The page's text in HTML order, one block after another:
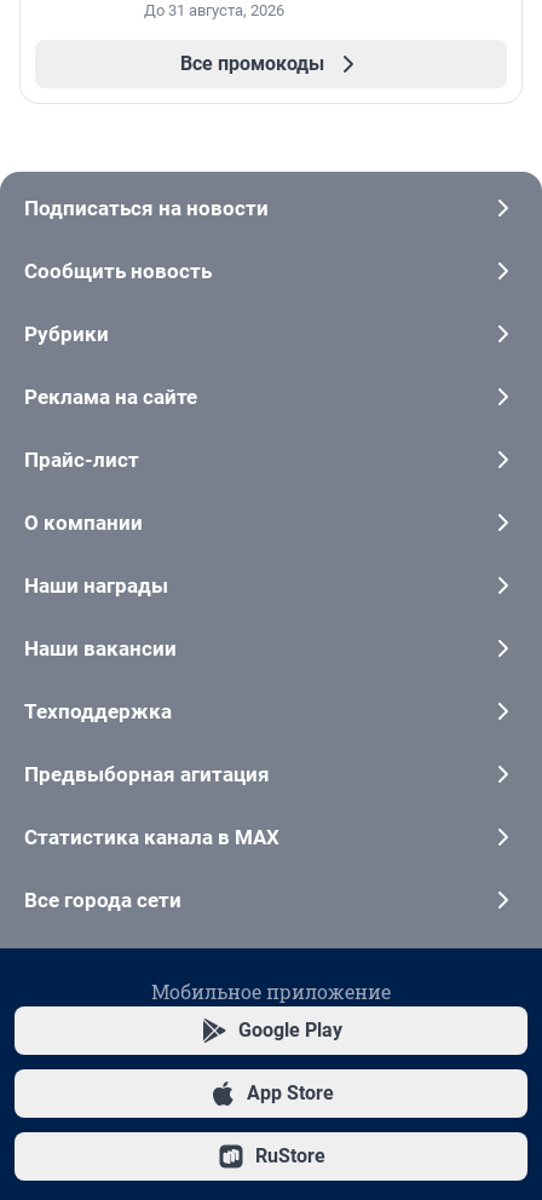
До 31 августа, 2026
Все промокоды
Подписаться на новости
Сообщить новость
Рубрики
Реклама на сайте
Прайс-лист
О компании
Наши награды
Наши вакансии
Техподдержка
Предвыборная агитация
Статистика канала в MAX
Все города сети
Мобильное приложение
Google Play
App Store
RuStore